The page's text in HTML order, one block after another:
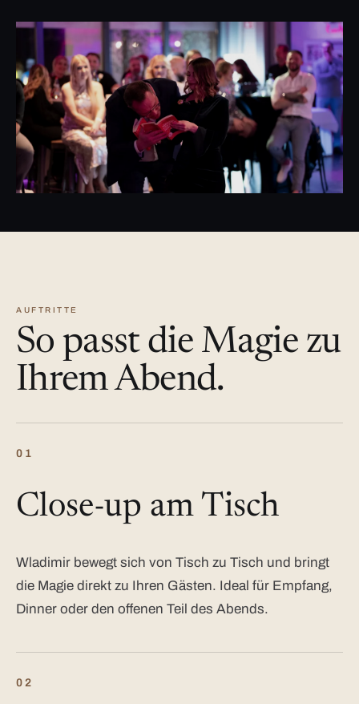
AUFTRITTE
So passt die Magie zu
Ihrem Abend.
01
Close-up am Tisch
Wladimir bewegt sich von Tisch zu Tisch und bringt
die Magie direkt zu Ihren Gästen. Ideal für Empfang,
Dinner oder den offenen Teil des Abends.
02